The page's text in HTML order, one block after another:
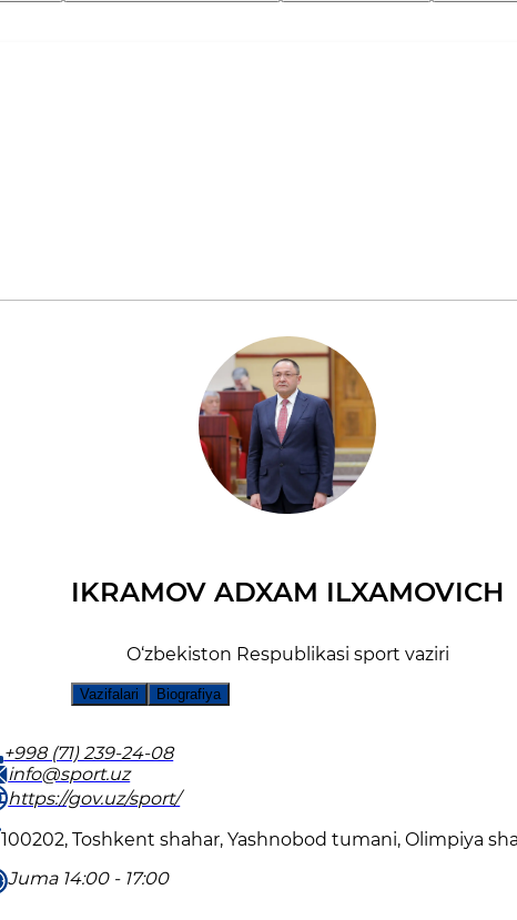
IKRAMOV ADXAM ILXAMOVICH
O‘zbekiston Respublikasi sport vaziri
Vazifalari Biografiya
+998 (71) 239-24-08
info@sport.uz
https://gov.uz/sport/
100202, Toshkent shahar, Yashnobod tumani, Olimpiya
Juma 14:00 - 17:00